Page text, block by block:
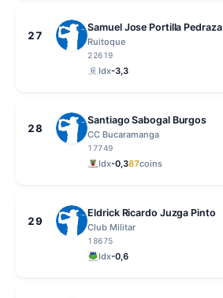
27
Samuel Jose Portilla Pedraza
Ruitoque
22619
Idx-3,3
28
Santiago Sabogal Burgos
CC Bucaramanga
17749
Idx-0,387coins
29
Eldrick Ricardo Juzga Pinto
Club Militar
18675
Idx-0,6